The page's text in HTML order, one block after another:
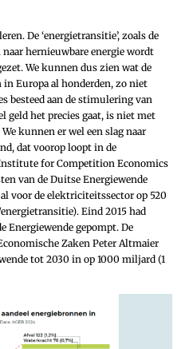
De ‘energietransitie’, zoals de
hernieuwbare energie wordt
We kunnen dus zien wat de
Europa al honderden, zo niet
besteed aan de stimulering van
geld het precies gaat, is niet met
kunnen er wel een slag naar
dat voorop loopt in de
for Competition Economics
van de Duitse Energiewende
voor de elektriciteitssector op 520
Eind 2015 had
Energiewende gepompt. De
Zaken Peter Altmaier
tot 2030 in op 1000 miljard (1